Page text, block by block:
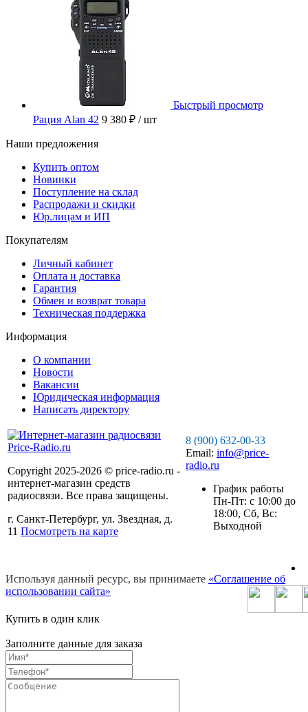
Быстрый просмотр
Рация Alan 42 9 380 ₽ / шт
Наши предложения
Купить оптом
Новинки
Поступление на склад
Распродажи и скидки
Юр.лицам и ИП
Покупателям
Личный кабинет
Оплата и доставка
Гарантия
Обмен и возврат товара
Техническая поддержка
Информация
О компании
Новости
Вакансии
Юридическая информация
Написать директору
Copyright 2025-2026 © price-radio.ru -
интернет-магазин средств
радиосвязи. Все права защищены.
г. Санкт-Петербург, ул. Звездная, д.
11 Посмотреть на карте
8 (900) 632-00-33
Email: info@price-
radio.ru
График работы
Пн-Пт: c 10:00 до
18:00, Сб, Вс:
Выходной
Используя данный ресурс, вы принимаете «Соглашение об
использовании сайта»
Купить в один клик
Заполните данные для заказа